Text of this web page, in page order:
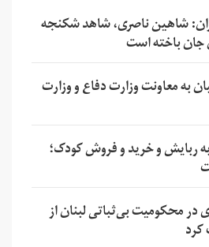
شاهین ناصری، شاهد شکنجه
جان باخته است
به معاونت وزارت دفاع و وزارت
ربایش و خرید و فروش کودک؛
در محکومیت بی‌ثباتی لبنان از